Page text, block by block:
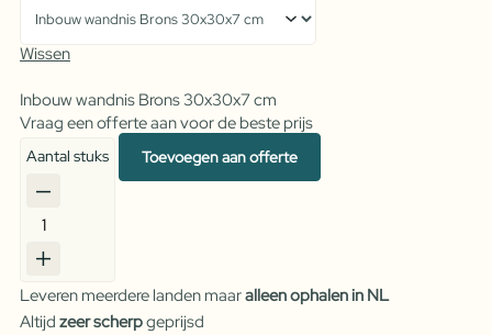
Wissen
Inbouw wandnis Brons 30x30x7 cm
Vraag een offerte aan voor de beste prijs
Inbouw-
wandnis
aantal
Aantal stuks Toevoegen aan offerte
Leveren meerdere landen maaralleen ophalen in NL
Altijd zeer scherpgeprijsd